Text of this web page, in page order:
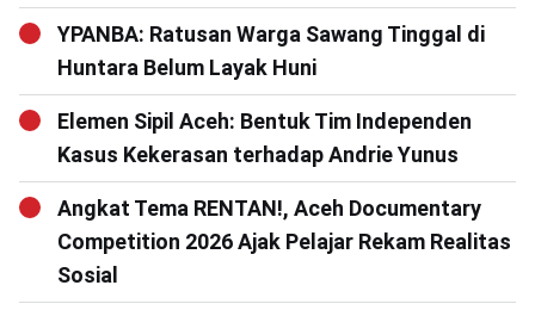
YPANBA: Ratusan Warga Sawang Tinggal di
Huntara Belum Layak Huni
Elemen Sipil Aceh: Bentuk Tim Independen
Kasus Kekerasan terhadap Andrie Yunus
Angkat Tema RENTAN!, Aceh Documentary
Competition 2026 Ajak Pelajar Rekam Realitas
Sosial